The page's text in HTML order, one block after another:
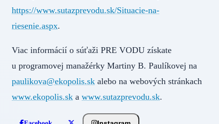
https://www.sutazprevodu.sk/Situacie-na-
riesenie.aspx.
Viac informácií o súťaži PRE VODU získate
u programovej manažérky Martiny B. Paulíkovej na
paulikova@ekopolis.sk alebo na webových stránkach
www.ekopolis.sk a www.sutazprevodu.sk.